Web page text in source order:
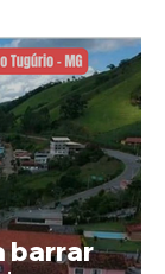
barrar